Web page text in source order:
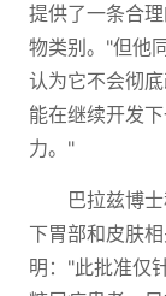
提供了一条合
物类别。"但他
认为它不会彻
能在继续开发
力。"
巴拉兹博
下胃部和皮肤
明："此批准仅